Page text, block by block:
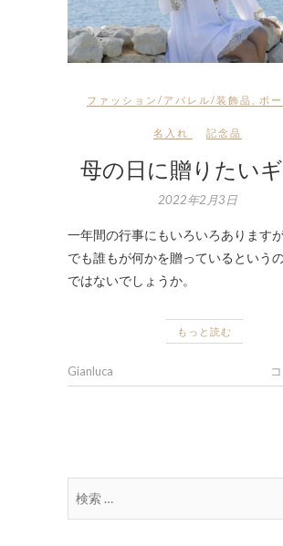
ファッション/アパレル/装飾品 ボ
名入れ 記念品
母の日に贈りたい
2022年2月3日
一年間の行事にもいろいろあります
でも誰もが何かを贈っているという
ではないでしょうか。
もっと読む
Gianluca